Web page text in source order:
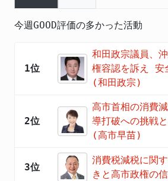
今週GOOD評価の多かった活動
1位
和田政宗議員、
権容認を訴え 安
(和田政宗)
2位
高市首相の消費
導打破への挑戦
(高市早苗)
3位
消費税減税に関
きと高市政権の